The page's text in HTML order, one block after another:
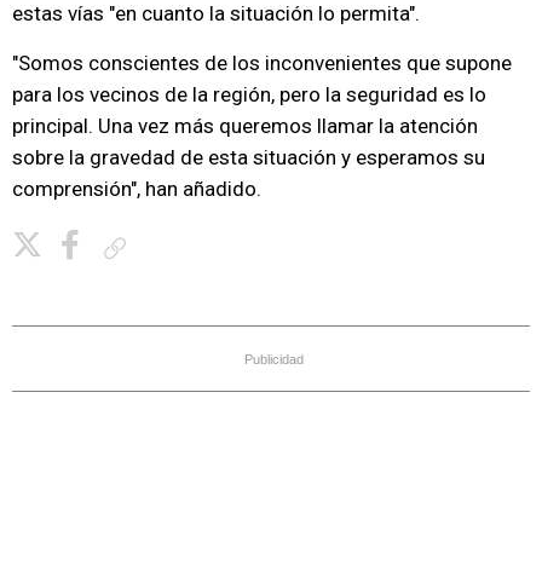
estas vías "en cuanto la situación lo permita".
"Somos conscientes de los inconvenientes que supone
para los vecinos de la región, pero la seguridad es lo
principal. Una vez más queremos llamar la atención
sobre la gravedad de esta situación y esperamos su
comprensión", han añadido.
Publicidad